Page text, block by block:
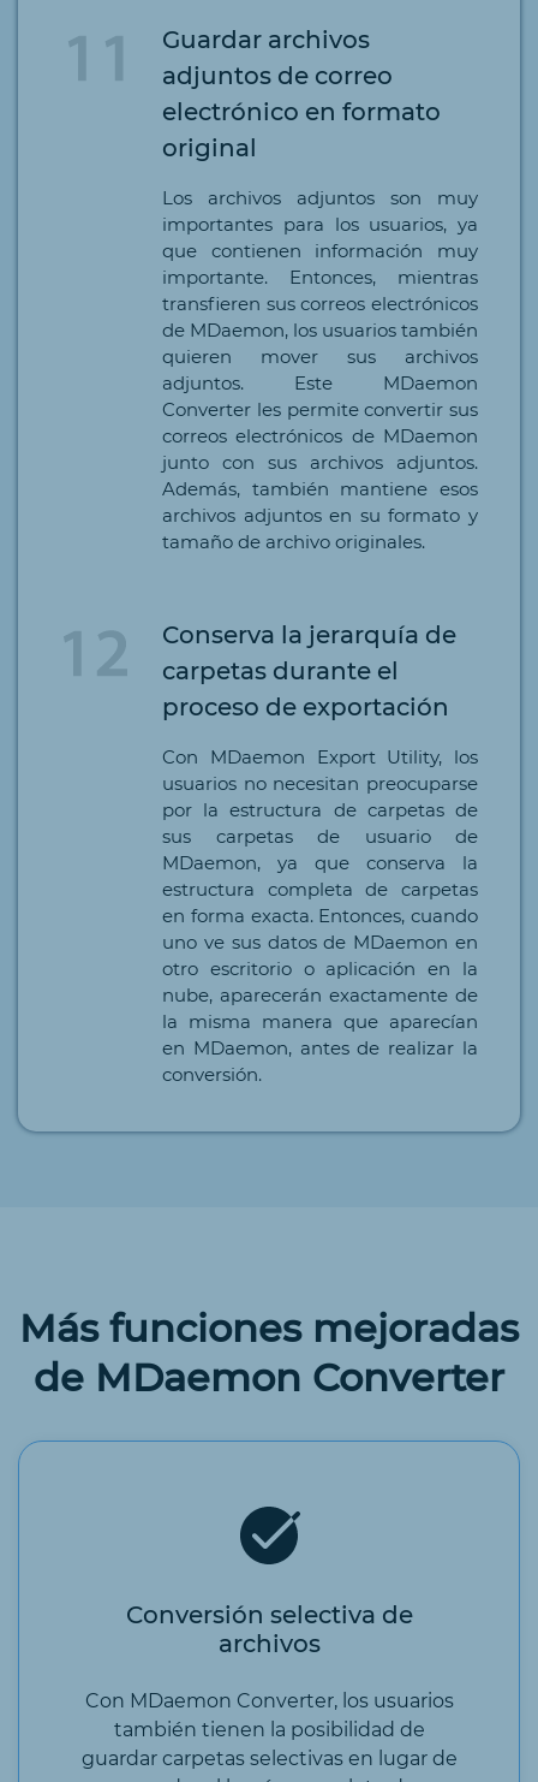
Guardar archivos
adjuntos de correo
electrónico en formato
original
Los archivos adjuntos son muy
importantes para los usuarios, ya
que contienen información muy
importante. Entonces, mientras
transfieren sus correos electrónicos
de MDaemon, los usuarios también
quieren mover sus archivos
adjuntos. Este MDaemon
Converter les permite convertir sus
correos electrónicos de MDaemon
junto con sus archivos adjuntos.
Además, también mantiene esos
archivos adjuntos en su formato y
tamaño de archivo originales.
Conserva la jerarquía de
carpetas durante el
proceso de exportación
Con MDaemon Export Utility, los
usuarios no necesitan preocuparse
por la estructura de carpetas de
sus carpetas de usuario de
MDaemon, ya que conserva la
estructura completa de carpetas
en forma exacta. Entonces, cuando
uno ve sus datos de MDaemon en
otro escritorio o aplicación en la
nube, aparecerán exactamente de
la misma manera que aparecían
en MDaemon, antes de realizar la
conversión.
Más funciones mejoradas
de MDaemon Converter
Conversión selectiva de
archivos
Con MDaemon Converter, los usuarios
también tienen la posibilidad de
guardar carpetas selectivas en lugar de